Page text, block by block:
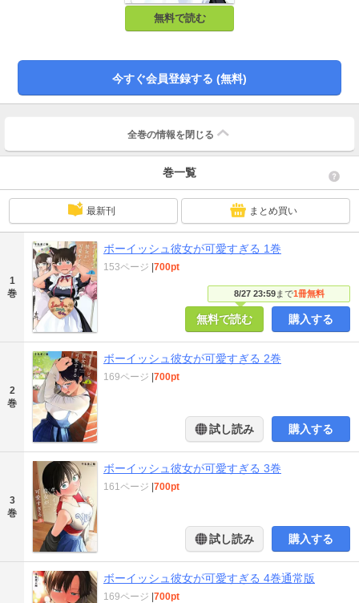
無料で読む
今すぐ会員登録する (無料)
全巻の情報を 閉じる
巻一覧
最新刊 まとめ買い
1
巻
ボーイッシュ彼女が可愛すぎる 1巻
8/27 23:59まで1冊無料
153ページ |700pt
無料で読む 購入する
2
巻
ボーイッシュ彼女が可愛すぎる 2巻
169ページ |700pt
試し読み 購入する
3
巻
ボーイッシュ彼女が可愛すぎる 3巻
161ページ |700pt
試し読み 購入する
ボーイッシュ彼女が可愛すぎる 4巻通常版
169ページ |700pt